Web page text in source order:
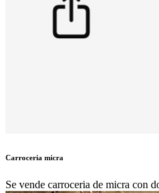
Carroceria micra
Se vende carroceria de micra con